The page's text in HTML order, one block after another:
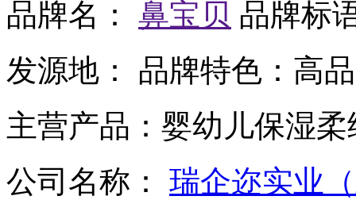
品牌名： 鼻宝贝 品牌标
发源地：
品牌特色： 高
主营产品： 婴幼儿保湿柔
公司名称： 瑞企迩实业